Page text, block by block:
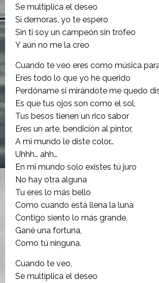
Se multiplica el deseo
Si demoras, yo te espero
Sin ti soy un campeón sin trofeo
Y aún no me la creo
Cuando te veo eres como música
Eres todo lo que yo he querido
Perdóname si mirándote me quedo
Es que tus ojos son como el sol,
Tus besos tienen un rico sabor
Eres un arte, bendición al pintor,
A mi mundo le diste color…
Uhhh… ahh…
En mi mundo solo existes tú juro
No hay otra alguna
Tu eres lo más bello
Como cuando está llena la luna
Contigo siento lo más grande,
Gané una fortuna,
Como tú ninguna.
Cuando te veo,
Se multiplica el deseo